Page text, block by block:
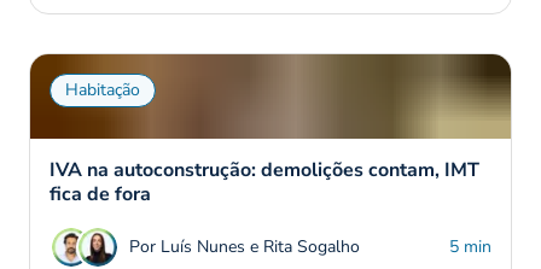
Habitação
IVA na autoconstrução: demolições contam, IMT
fica de fora
Por Luís Nunes e Rita Sogalho 5 min